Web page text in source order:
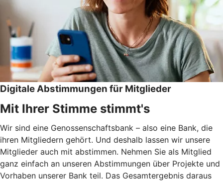
Digitale Abstimmungen für Mitglieder
Mit Ihrer Stimme stimmt's
Wir sind eine Genossenschaftsbank – also eine Bank, die
ihren Mitgliedern gehört. Und deshalb lassen wir unsere
Mitglieder auch mit abstimmen. Nehmen Sie als Mitglied
ganz einfach an unseren Abstimmungen über Projekte und
Vorhaben unserer Bank teil. Das Gesamtergebnis daraus